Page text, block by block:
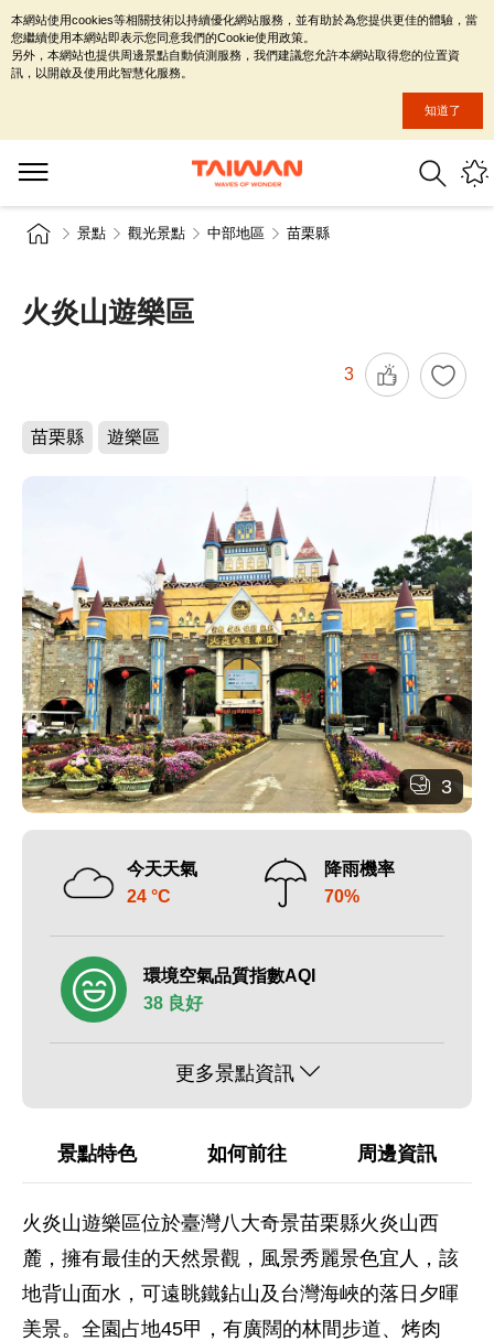
景點 觀光景點 中部地區 苗栗縣
火炎山遊樂區
3
苗栗縣 遊樂區
3
今天天氣
24 °C
降雨機率
70%
環境空氣品質指數AQI
38 良好
更多景點資訊
景點特色 如何前往 周邊資訊
火炎山遊樂區位於臺灣八大奇景苗栗縣火炎山西
麓，擁有最佳的天然景觀，風景秀麗景色宜人，該
地背山面水，可遠眺鐵鉆山及台灣海峽的落日夕暉
美景。全園占地45甲，有廣闊的林間步道、烤肉
本網站使用cookies等相關技術以持續優化網站服務，並有助於為您提供更佳的體驗，當
您繼續使用本網站即表示您同意我們的Cookie使用政策。
另外，本網站也提供周邊景點自動偵測服務，我們建議您允許本網站取得您的位置資
訊，以開啟及使用此智慧化服務。
知道了